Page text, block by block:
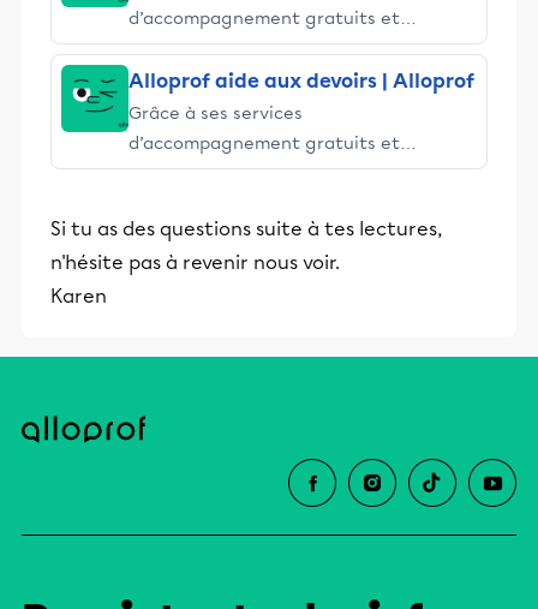
d’accompagnement gratuits et
stimulants, Alloprof engage les élèves
et leurs parents dans la réussite
éducative.
Alloprof aide aux devoirs | Alloprof
Grâce à ses services
d’accompagnement gratuits et
stimulants, Alloprof engage les élèves
éducative.
Si tu as des questions suite à tes lectures,
n'hésite pas à revenir nous voir.
Karen